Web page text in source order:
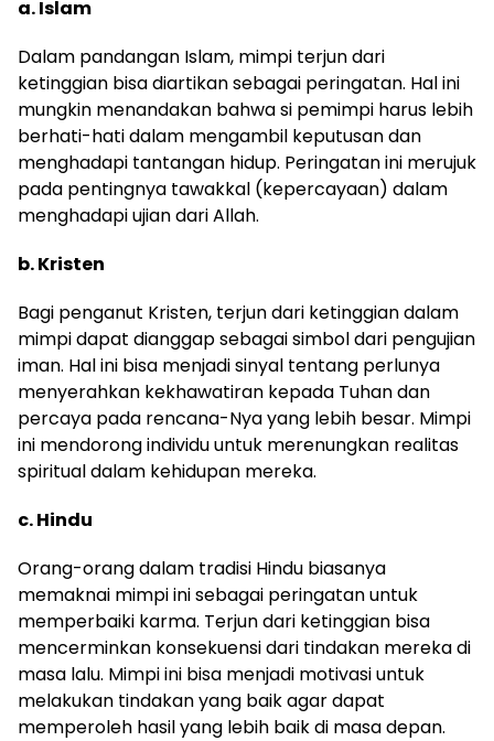
a. Islam
Dalam pandangan Islam, mimpi terjun dari
ketinggian bisa diartikan sebagai peringatan. Hal ini
mungkin menandakan bahwa si pemimpi harus lebih
berhati-hati dalam mengambil keputusan dan
menghadapi tantangan hidup. Peringatan ini merujuk
pada pentingnya tawakkal (kepercayaan) dalam
menghadapi ujian dari Allah.
b. Kristen
Bagi penganut Kristen, terjun dari ketinggian dalam
mimpi dapat dianggap sebagai simbol dari pengujian
iman. Hal ini bisa menjadi sinyal tentang perlunya
menyerahkan kekhawatiran kepada Tuhan dan
percaya pada rencana-Nya yang lebih besar. Mimpi
ini mendorong individu untuk merenungkan realitas
spiritual dalam kehidupan mereka.
c. Hindu
Orang-orang dalam tradisi Hindu biasanya
memaknai mimpi ini sebagai peringatan untuk
memperbaiki karma. Terjun dari ketinggian bisa
mencerminkan konsekuensi dari tindakan mereka di
masa lalu. Mimpi ini bisa menjadi motivasi untuk
melakukan tindakan yang baik agar dapat
memperoleh hasil yang lebih baik di masa depan.